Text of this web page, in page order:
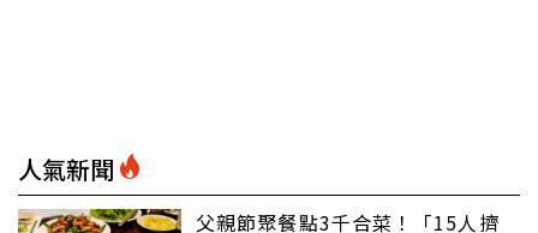
人氣新聞
父親節聚餐點3千合菜！「15人擠